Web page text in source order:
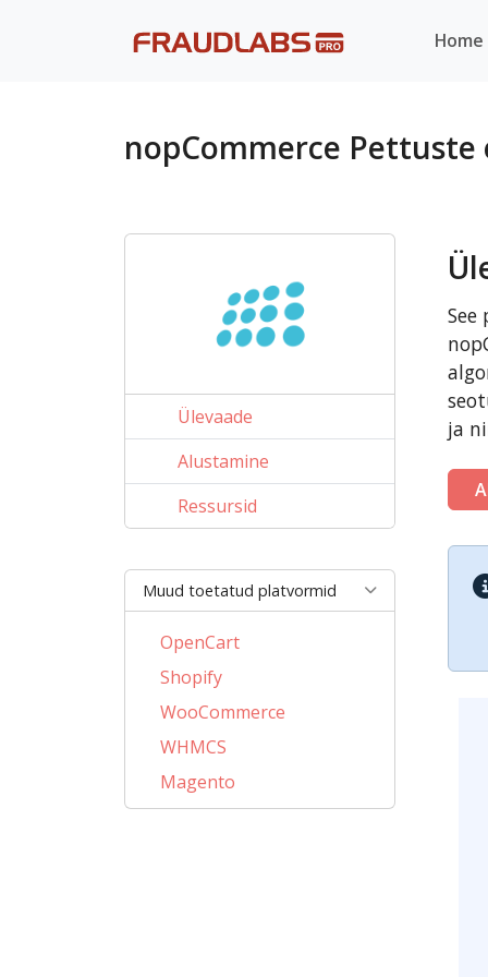
Home
nopCommerce
Ülevaade
Alustamine
Ressursid
Muud toetatud platvormid
OpenCart
Shopify
WooCommerce
WHMCS
Magento
PrestaShop
ja